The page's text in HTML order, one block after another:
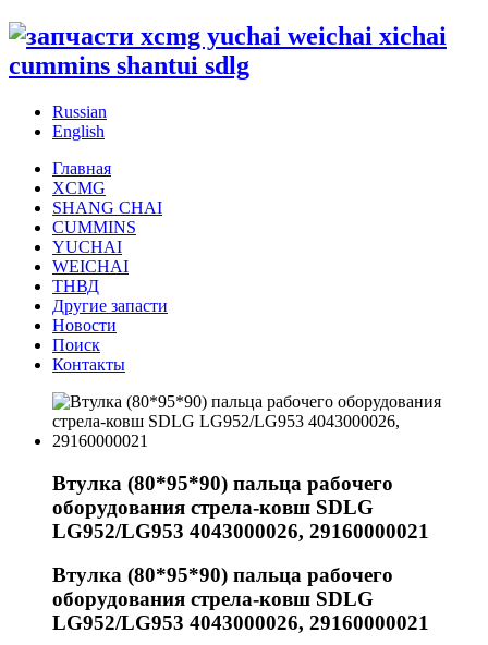
Russian
English
Главная
XCMG
SHANG CHAI
CUMMINS
YUCHAI
WEICHAI
ТНВД
Другие запасти
Новости
Поиск
Контакты
Втулка (80*95*90) пальца рабочего
оборудования стрела-ковш SDLG
LG952/LG953 4043000026, 29160000021
Втулка (80*95*90) пальца рабочего
оборудования стрела-ковш SDLG
LG952/LG953 4043000026, 29160000021